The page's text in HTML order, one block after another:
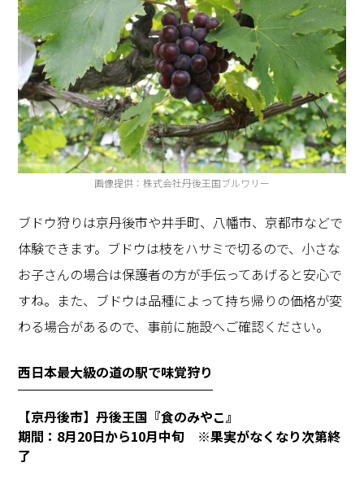
画像提供：株式会社丹後王国ブルワリー
ブドウ狩りは京丹後市や井手町、八幡市、京都市などで
体験できます。ブドウは枝をハサミで切るので、小さな
お子さんの場合は保護者の方が手伝ってあげると安心で
すね。また、ブドウは品種によって持ち帰りの価格が変
わる場合があるので、事前に施設へご確認ください。
西日本最大級の道の駅で味覚狩り
【京丹後市】丹後王国『食のみやこ』
期間： 8月20日から10月中旬 ※果実がなくなり次第終
了